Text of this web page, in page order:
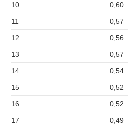
10 0,60
11 0,57
12 0,56
13 0,57
14 0,54
15 0,52
16 0,52
17 0,49